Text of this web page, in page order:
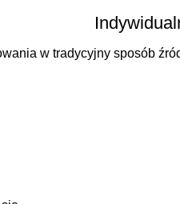
w tradycyjny sposób